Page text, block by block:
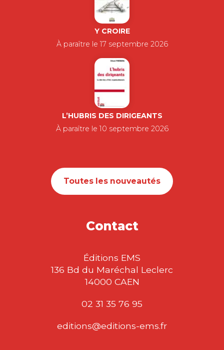
Y CROIRE
À paraître le 17 septembre 2026
L’HUBRIS DES DIRIGEANTS
À paraître le 10 septembre 2026
Toutes les nouveautés
Contact
Éditions EMS
136 Bd du Maréchal Leclerc
14000 CAEN
02 31 35 76 95
editions@editions-ems.fr